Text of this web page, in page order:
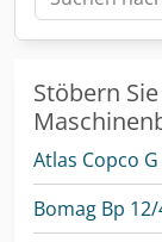
Stöbern
Atlas Copco
Bomag Bp